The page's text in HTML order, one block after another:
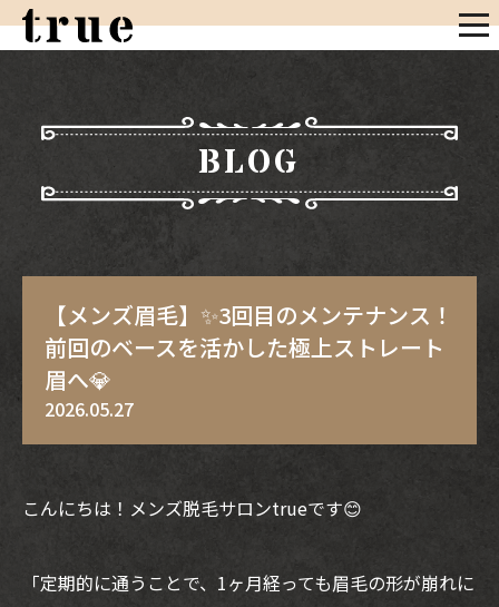
BLOG
【メンズ眉毛】✨3回目のメンテナンス！
前回のベースを活かした極上ストレート
眉へ💎
2026.05.27
こんにちは！メンズ脱毛サロンtrueです😊
「定期的に通うことで、1ヶ月経っても眉毛の形が崩れに